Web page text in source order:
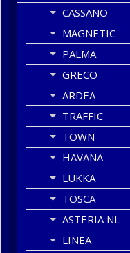
CASSANO
MAGNETIC
PALMA
GRECO
ARDEA
TRAFFIC
TOWN
HAVANA
LUKKA
TOSCA
ASTERIA NL
LINEA